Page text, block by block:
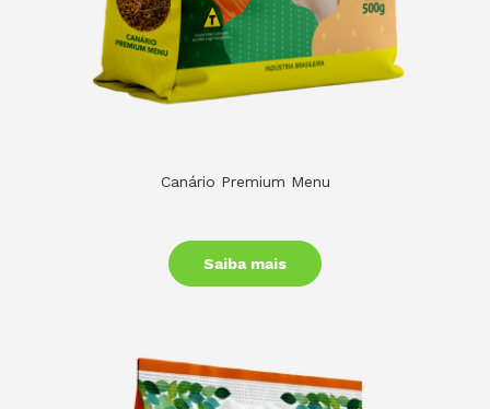
Canário Premium Menu
Saiba mais